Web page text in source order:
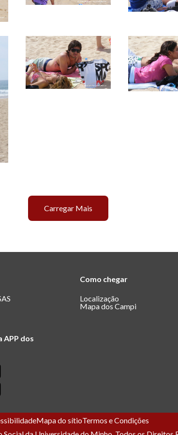
Carregar Mais
APP dos
Como chegar
Localização
Mapa dos Campi
Mapa do sítioTermos e Condições